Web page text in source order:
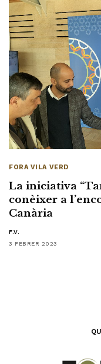
FORA VILA VERD
La iniciativa
conèixer a
Canària
F.V.
3 FEBRER 2023